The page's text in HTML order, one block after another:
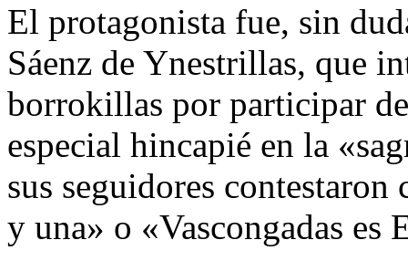
El protagonista fue, sin
Sáenz de Ynestrillas, que
borrokillas por participar
especial hincapié en la
sus seguidores
y una» o «Vascongadas es